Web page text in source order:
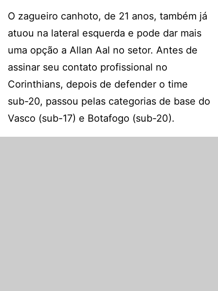
O zagueiro canhoto, de 21 anos, também já
atuou na lateral esquerda e pode dar mais
uma opção a Allan Aal no setor. Antes de
assinar seu contato profissional no
Corinthians, depois de defender o time
sub-20, passou pelas categorias de base do
Vasco (sub-17) e Botafogo (sub-20).